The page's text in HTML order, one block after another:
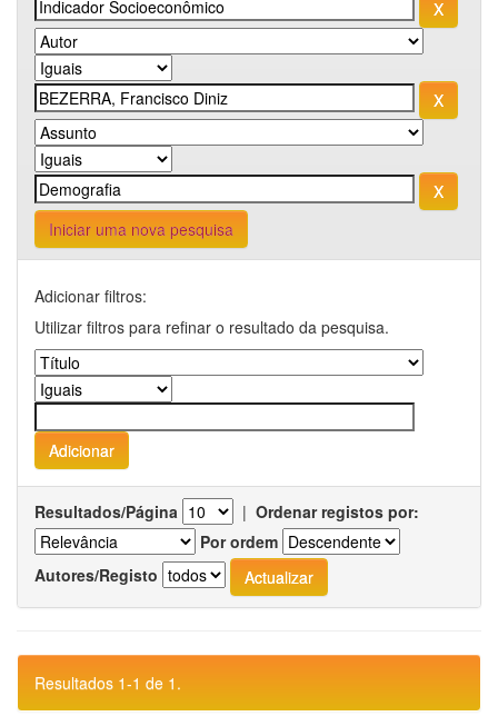
Iniciar uma nova pesquisa
Adicionar filtros:
Utilizar filtros para refinar o resultado da pesquisa.
Resultados/Página | Ordenar registos por:
Por ordem
Autores/Registo
Resultados 1-1 de 1.